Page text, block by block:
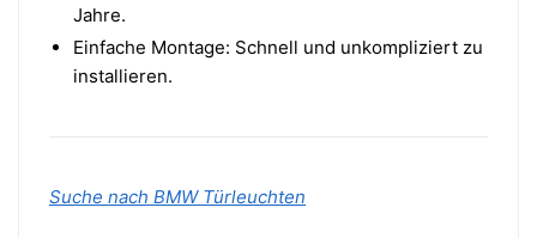
Jahre.
Einfache Montage: Schnell und unkompliziert zu
installieren.
Suche nach BMW Türleuchten